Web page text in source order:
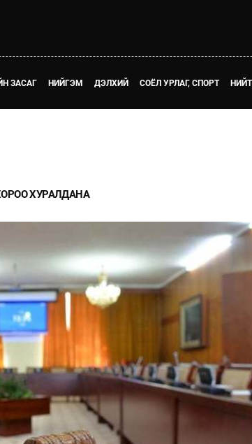
ЗАСАГ НИЙГЭМ ДЭЛХИЙ СОЁЛ УРЛАГ, СПОРТ
ХУРАЛДАНА
ГАЗАРТ
ШИЛЖҮҮЛСЭН БОЛ 20
ТАТВАР СУУТГАНА
НИЙСЛЭЛД
БОРЛУУЛАХ
АЖИЛЛАНА